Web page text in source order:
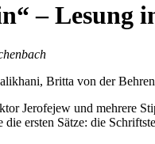
– Lesung
Britta von der
Jerofejew und mehrere
ersten Sätze: die